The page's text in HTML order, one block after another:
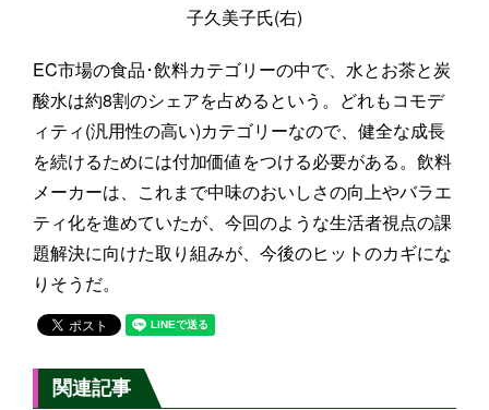
子久美子氏(右)
EC市場の食品･飲料カテゴリーの中で、水とお茶と炭
酸水は約8割のシェアを占めるという。どれもコモデ
ィティ(汎用性の高い)カテゴリーなので、健全な成長
を続けるためには付加価値をつける必要がある。飲料
メーカーは、これまで中味のおいしさの向上やバラエ
ティ化を進めていたが、今回のような生活者視点の課
題解決に向けた取り組みが、今後のヒットのカギにな
りそうだ。
関連記事